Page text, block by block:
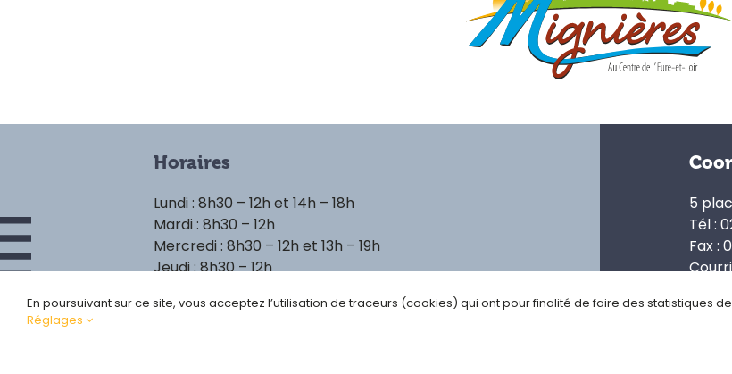
Horaires
Lundi : 8h30 – 12h et 14h – 18h
Mardi : 8h30 – 12h
Mercredi : 8h30 – 12h et 13h – 19h
Jeudi : 8h30 – 12h
5
Tél :
Fax :
En poursuivant sur ce site, vous acceptez l’utilisation de traceurs (cookies) qui ont pour finalité de faire des statistiques
Réglages